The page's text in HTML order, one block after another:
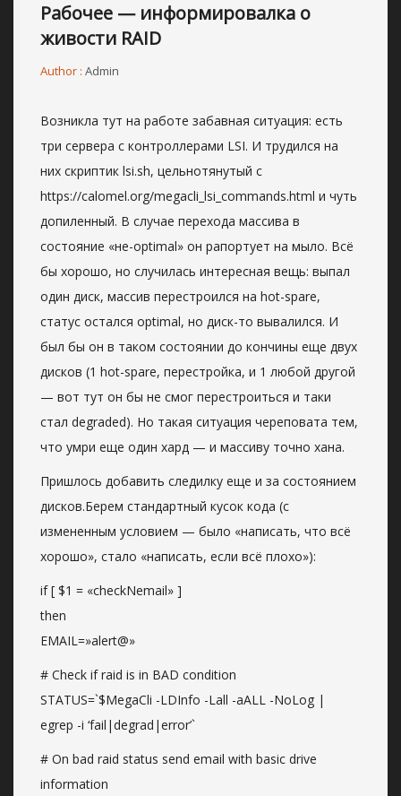
Рабочее — информировалка о
живости RAID
Author : Admin
Возникла тут на работе забавная ситуация: есть
три сервера с контроллерами LSI. И трудился на
них скриптик lsi.sh, цельнотянутый с
https://calomel.org/megacli_lsi_commands.html и чуть
допиленный. В случае перехода массива в
состояние «не-optimal» он рапортует на мыло. Всё
бы хорошо, но случилась интересная вещь: выпал
один диск, массив перестроился на hot-spare,
статус остался optimal, но диск-то вывалился. И
был бы он в таком состоянии до кончины еще двух
дисков (1 hot-spare, перестройка, и 1 любой другой
— вот тут он бы не смог перестроиться и таки
стал degraded). Но такая ситуация череповата тем,
что умри еще один хард — и массиву точно хана.
Пришлось добавить следилку еще и за состоянием
дисков.Берем стандартный кусок кода (с
измененным условием — было «написать, что всё
хорошо», стало «написать, если всё плохо»):
if [ $1 = «checkNemail» ]
then
EMAIL=»alert@»
# Check if raid is in BAD condition
STATUS=`$MegaCli -LDInfo -Lall -aALL -NoLog |
egrep -i ‘fail|degrad|error’`
# On bad raid status send email with basic drive
information